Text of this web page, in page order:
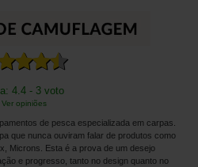
4.4 - 3 voto
Ver opiniões
de pesca especializada em carpas.
que nunca ouviram falar de produtos como
Microns. Esta é a prova de um desejo
e progresso, tanto no design quanto no